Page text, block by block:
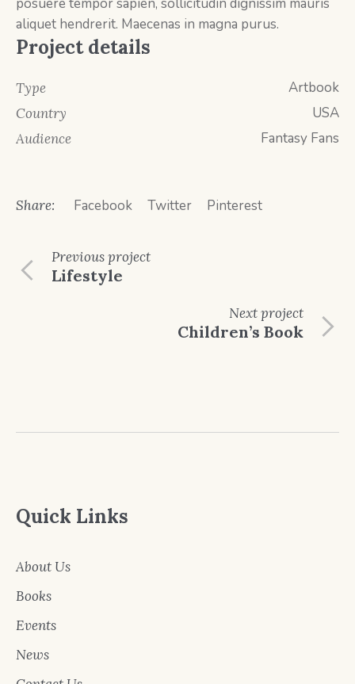
aliquet hendrerit. Maecenas in magna purus.
Project details
Type Artbook
Country USA
Audience Fantasy Fans
Share: Facebook Twitter Pinterest
Previousproject
Lifestyle
Nextproject
Children’s Book
Quick Links
About Us
Books
Events
News